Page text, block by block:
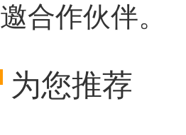
邀合作伙伴。
为您推荐